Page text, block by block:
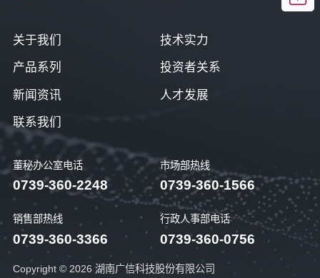
董秘办公室电话
0739-360-2248
市场部热线
0739-360-1566
销售部热线
0739-360-3366
行政人事部电话
0739-360-0756
关于我们 技术实力
产品系列 投资者关系
新闻资讯 人才发展
联系我们
Copyright © 2026 湖南广信科技股份有限公司